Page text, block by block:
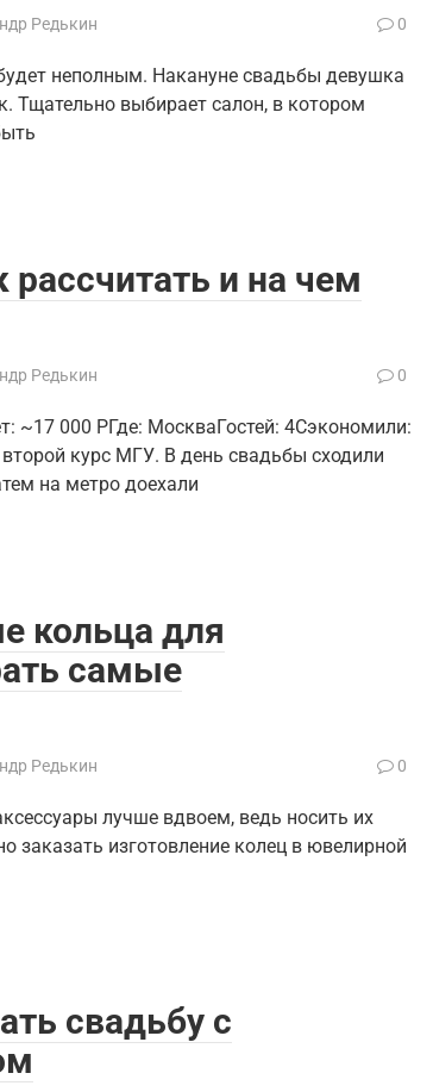
Редькин 0
неполным. Накануне свадьбы девушка
Тщательно выбирает салон, в котором
и на чем
Редькин 0
~17 000 РГде: МоскваГостей: 4Сэкономили:
курс МГУ. В день свадьбы сходили
на метро доехали
кольца для
самые
Редькин 0
лучше вдвоем, ведь носить их
изготовление колец в ювелирной
свадьбу с